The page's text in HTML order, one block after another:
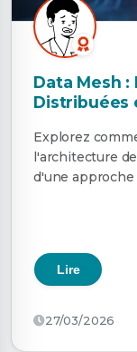
Data Mesh :
Distribuées
Explorez
l'architecture
d'une approche
Lire
27/03/2026